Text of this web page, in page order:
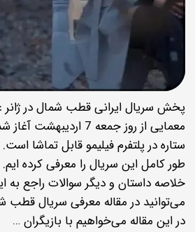
پخش سریال ایرانی قطب شمال در ژانر
معمایی از روز جمعه 7
ستاره در پلتفرم فیلیمو قابل تماشا
طور کامل این سریال را معرفی کرده
خلاصه داستان و دیگر سوالات راجع به
می‌توانید در مقاله معرفی سریال قطب
در این مقاله می‌خواهیم با بازیگران …